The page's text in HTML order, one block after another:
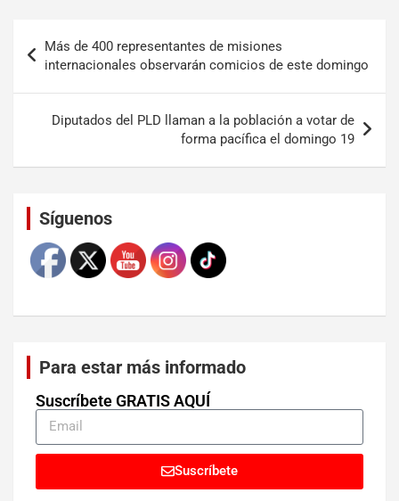
Más de 400 representantes de misiones
internacionales observarán comicios de este domingo
Diputados del PLD llaman a la población a votar de
forma pacífica el domingo 19
Síguenos
Para estar más informado
Suscríbete GRATIS AQUÍ
Suscríbete